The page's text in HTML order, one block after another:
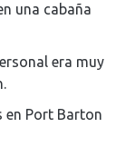
una cabaña
era muy
en Port Barton